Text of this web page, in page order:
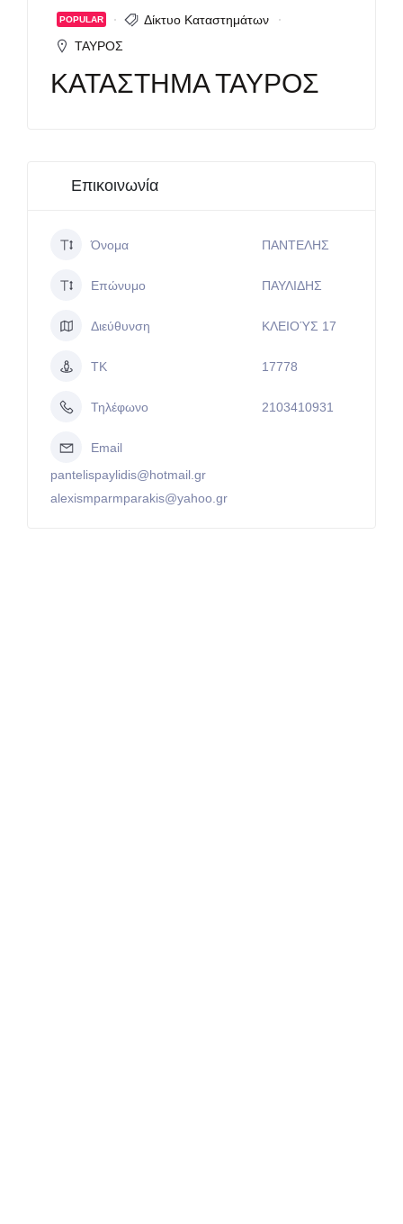
POPULAR
Δίκτυο Καταστημάτων
ΤΑΥΡΟΣ
ΚΑΤΑΣΤΗΜΑ ΤΑΥΡΟΣ
Επικοινωνία
Όνομα ΠΑΝΤΕΛΗΣ
Επώνυμο ΠΑΥΛΙΔΗΣ
Διεύθυνση ΚΛΕΙΟΎΣ 17
ΤΚ 17778
Τηλέφωνο 2103410931
Email
pantelispaylidis@hotmail.gr
alexismparmparakis@yahoo.gr